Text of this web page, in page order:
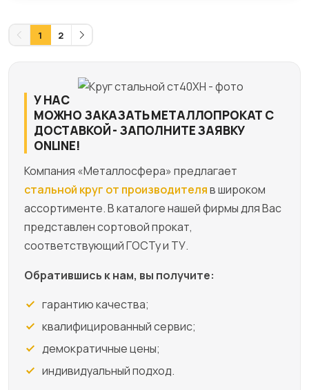
1 2
У НАС
МОЖНО ЗАКАЗАТЬ МЕТАЛЛОПРОКАТ С
ДОСТАВКОЙ - ЗАПОЛНИТЕ ЗАЯВКУ
ONLINE!
Компания «Металлосфера» предлагает
стальной круг от производителяв широком
ассортименте. В каталоге нашей фирмы для Вас
представлен сортовой прокат,
соответствующий ГОСТу и ТУ.
Обратившись к нам, вы получите:
гарантию качества;
квалифицированный сервис;
демократичные цены;
индивидуальный подход.